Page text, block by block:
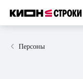
Персоны